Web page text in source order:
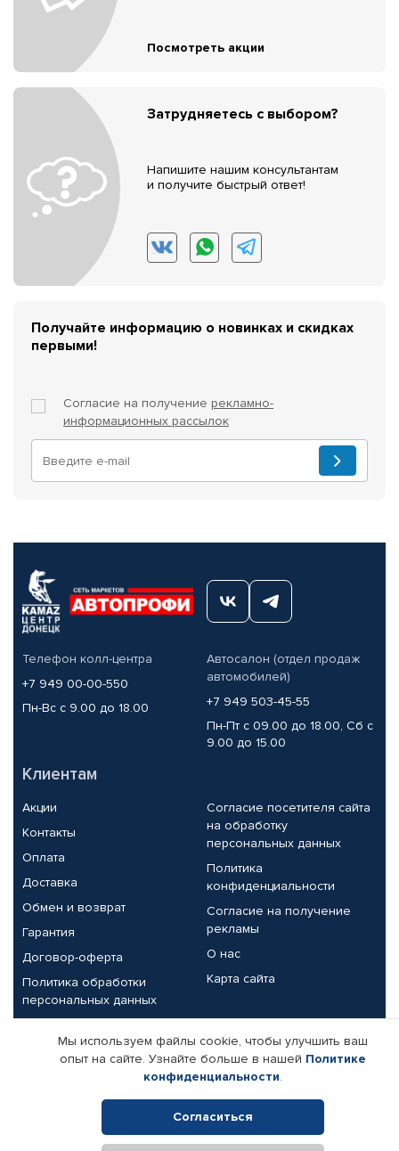
Посмотреть акции
Затрудняетесь с выбором?
Напишите нашим консультантам
и получите быстрый ответ!
Получайте информацию о новинках и скидках
первыми!
Согласие на получение рекламно-
информационных рассылок
Телефон колл-центра
+7 949 00-00-550
Пн-Вс с 9.00 до 18.00
Автосалон (отдел продаж
автомобилей)
+7 949 503-45-55
Пн-Пт с 09.00 до 18.00, Сб с
9.00 до 15.00
Клиентам
Акции
Контакты
Оплата
Доставка
Обмен и возврат
Гарантия
Договор-оферта
Политика обработки
персональных данных
Согласие посетителя сайта
на обработку
персональных данных
Политика
конфиденциальности
Согласие на получение
рекламы
О нас
Карта сайта
Партнерам
Корпоративным клиентам
Поставщикам
Реквизиты компании
Мы используем файлы cookie, чтобы улучшить ваш
опыт на сайте. Узнайте больше в нашей Политике
конфиденциальности.
Согласиться